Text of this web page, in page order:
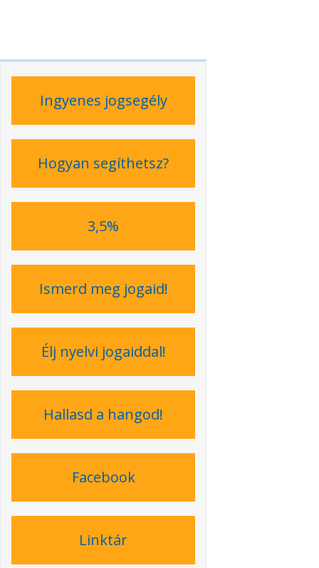
Ingyenes jogsegély
Hogyan segíthetsz?
3,5%
Ismerd meg jogaid!
Élj nyelvi jogaiddal!
Hallasd a hangod!
Facebook
Linktár